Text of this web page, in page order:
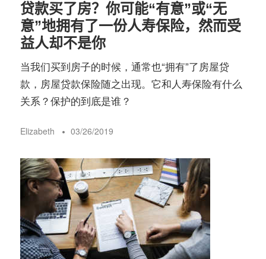
贷款买了房？你可能“有意”或“无
意”地拥有了一份人寿保险，然而受
益人却不是你
当我们买到房子的时候，通常也“拥有”了房屋贷
款，房屋贷款保险随之出现。它和人寿保险有什么
关系？保护的到底是谁？
Elizabeth 03/26/2019